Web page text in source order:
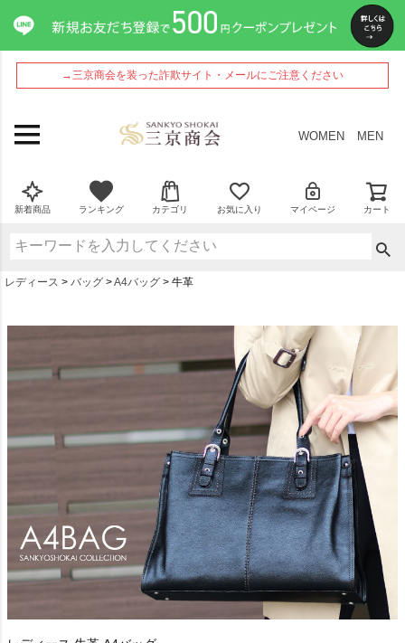
→三京商会を装った詐欺サイト・メールにご注意ください
WOMEN MEN
新着商品 ランキング カテゴリ お気に入り マイページ カート
レディース バッグ A4バッグ 牛革